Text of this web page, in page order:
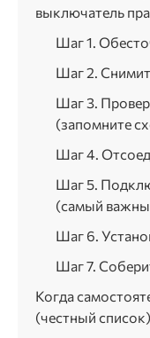
выключатель
Шаг 1.
Шаг 2.
Шаг 3.
(запомните
Шаг 4.
Шаг 5.
(самый
Шаг 6.
Шаг 7.
Когда
(честный список)